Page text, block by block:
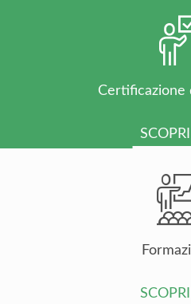
Certificazione
SCOPRI
SCOPRI